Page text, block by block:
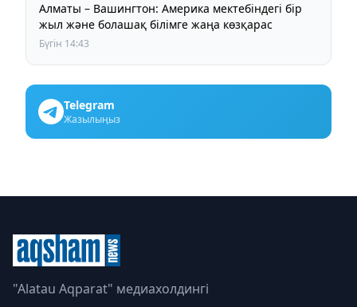
Алматы – Вашингтон: Америка мектебіндегі бір
жыл және болашақ білімге жаңа көзқарас
Бүгін 14:43
Telegram
Жазылыңыз
"Alatau Aqparat" медиахолдингі